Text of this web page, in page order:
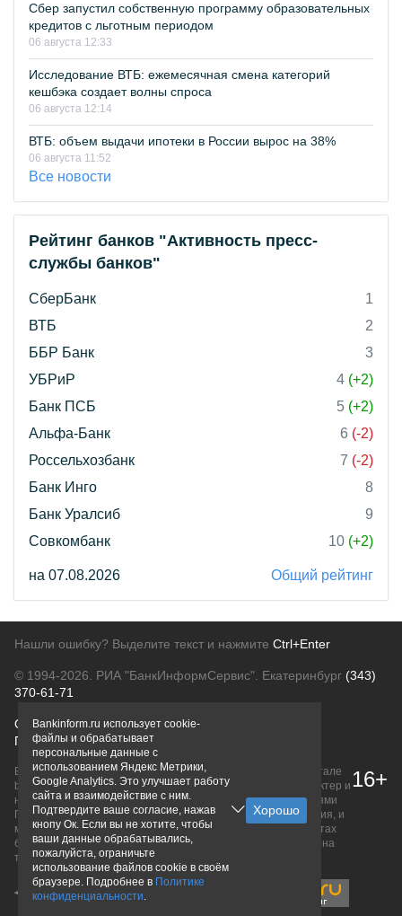
Сбер запустил собственную программу образовательных
кредитов с льготным периодом
06 августа 12:33
Исследование ВТБ: ежемесячная смена категорий
кешбэка создает волны спроса
06 августа 12:14
ВТБ: объем выдачи ипотеки в России вырос на 38%
06 августа 11:52
Все новости
Рейтинг банков "Активность пресс-
службы банков"
СберБанк
1
ВТБ
2
ББР Банк
3
УБРиР
4 (+2)
Банк ПСБ
5 (+2)
Альфа-Банк
6 (-2)
Россельхозбанк
7 (-2)
Банк Инго
8
Банк Уралсиб
9
Совкомбанк
10 (+2)
на 07.08.2026 Общий рейтинг
Нашли ошибку? Выделите текст и нажмите Ctrl+Enter
© 1994-2026. РИА "БанкИнформСервис". Екатеринбург (343)
370-61-71
О проектеПолитика конфиденциальности
Правовая информацияДля рекламодателей
Вся информация о продуктах банков, размещенная на портале
bankinform.ru, носит исключительно ознакомительный характер и
не является публичной офертой, определяемой положениями
ГК РФ. Информация не содержит точного и полного описания, и
может быть изменена. Конечные условия уточняйте на сайтах
банков или при личном обращении. Исключительное право на
товарные знаки принадлежит их правообладателям.
16+
Bankinform.ru использует cookie-
файлы и обрабатывает
персональные данные с
использованием Яндекс Метрики,
Google Analytics. Это улучшает работу
сайта и взаимодействие с ним.
Подтвердите ваше согласие, нажав
кнопу Ок. Если вы не хотите, чтобы
ваши данные обрабатывались,
пожалуйста, ограничьте
использование файлов cookie в своём
браузере. Подробнее в Политике
конфиденциальности.